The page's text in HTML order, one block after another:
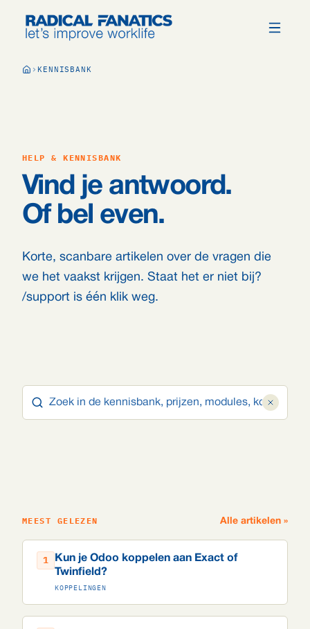
KENNISBANK
HELP & KENNISBANK
Vind je antwoord.
Of bel even.
Korte, scanbare artikelen over de vragen die
we het vaakst krijgen. Staat het er niet bij?
/support is één klik weg.
MEEST GELEZEN Alle artikelen »
1
Kun je Odoo koppelen aan Exact of
Twinfield?
KOPPELINGEN